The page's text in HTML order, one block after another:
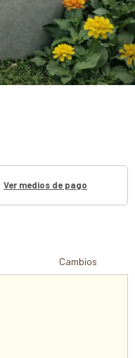
Ver medios de pago
Cambios